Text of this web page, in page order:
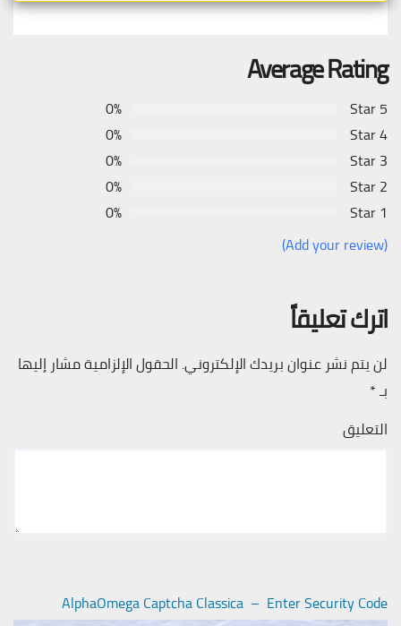
Average Rating
5 Star
0%
4 Star
0%
3 Star
0%
2 Star
0%
1 Star
0%
(Add your review)
اترك تعليقاً
لن يتم نشر عنوان بريدك الإلكتروني. الحقول الإلزامية مشار إليها
بـ*
التعليق
AlphaOmega Captcha Classica – Enter Security Code